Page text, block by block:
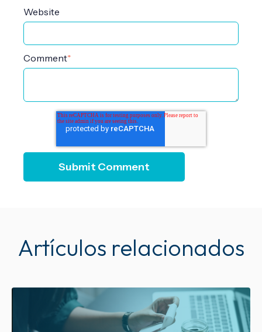
Website
Comment*
Artículos relacionados